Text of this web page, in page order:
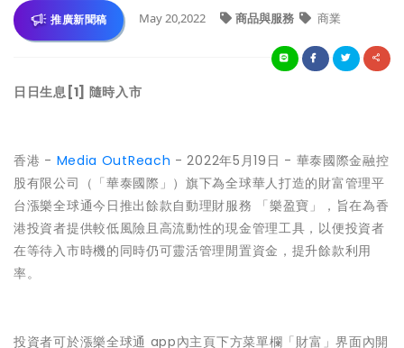
推廣新聞稿 May 20,2022 商品與服務 商業
日日生息[1] 隨時入市
香港 - Media OutReach - 2022年5月19日 - 華泰國際金融控
股有限公司（「華泰國際」）旗下為全球華人打造的財富管理平
台漲樂全球通今日推出餘款自動理財服務 「樂盈寶」，旨在為香
港投資者提供較低風險且高流動性的現金管理工具，以便投資者
在等待入市時機的同時仍可靈活管理閒置資金，提升餘款利用
率。
投資者可於漲樂全球通 app內主頁下方菜單欄「財富」界面內開